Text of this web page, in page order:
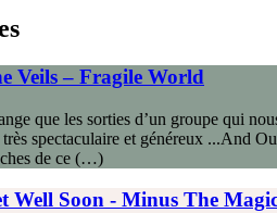
Veils – Fragile World
que les sorties d’un groupe qui
spectaculaire et généreux ...And
de ce (…)
Well Soon - Minus The